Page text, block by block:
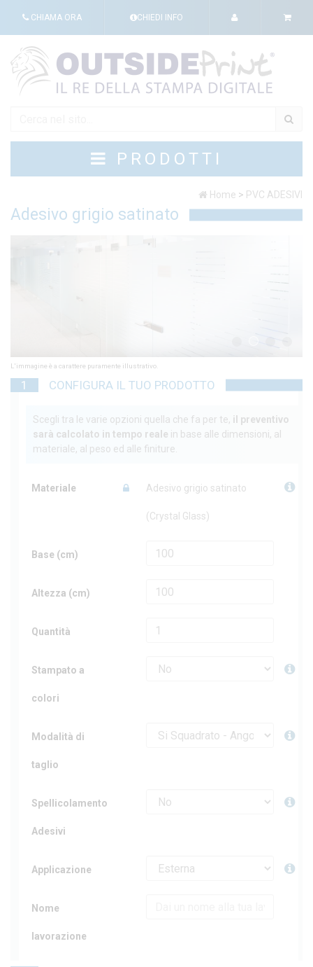
CHIAMA ORA CHIEDI INFO
PRODOTTI
Home > PVC ADESIVI
Adesivo grigio satinato
L'immagine è a carattere puramente illustrativo.
1 CONFIGURA IL TUO PRODOTTO
Scegli tra le varie opzioni quella che fa per te, il preventivo
sarà calcolato in tempo reale in base alle dimensioni, al
materiale, al peso ed alle finiture.
Materiale Adesivo grigio satinato
(Crystal Glass)
Base (cm)
Altezza (cm)
Quantità
Stampato a
colori
Modalità di
taglio
Spellicolamento
Adesivi
Applicazione
Nome
lavorazione